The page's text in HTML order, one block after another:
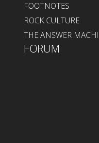
FOOTNOTES
ROCK CULTURE
THE ANSWER
FORUM